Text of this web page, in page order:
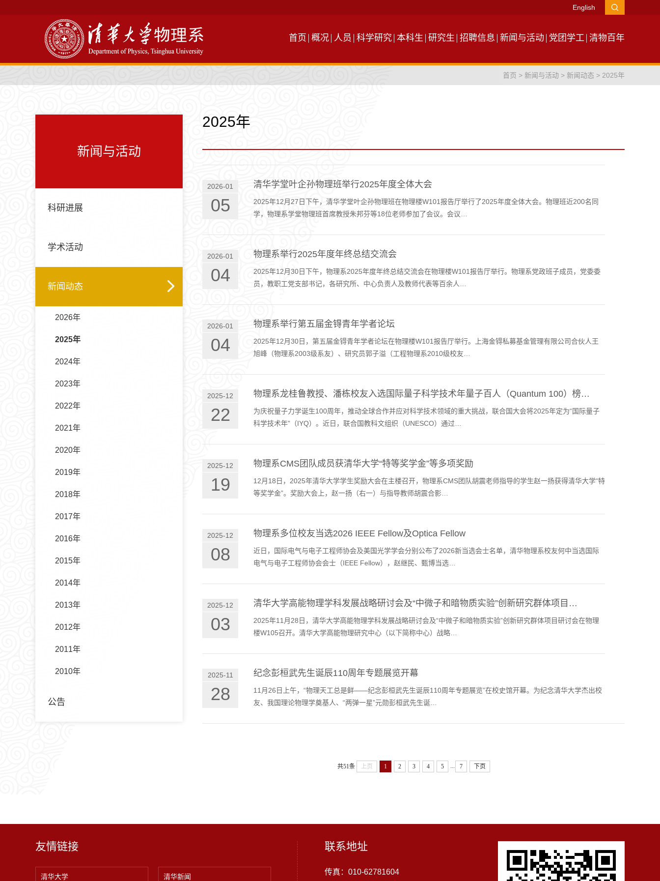
English
首页 概况 人员 科学研究 本科生 研究生 招聘信息 新闻与活动 党团学工 清物百年
首页 > 新闻与活动 > 新闻动态 > 2025年
新闻与活动
科研进展
学术活动
新闻动态
2026年
2025年
2024年
2023年
2022年
2021年
2020年
2019年
2018年
2017年
2016年
2015年
2014年
2013年
2012年
2011年
2010年
公告
2025年
2026-01
05
清华学堂叶企孙物理班举行2025年度全体大会
2025年12月27日下午，清华学堂叶企孙物理班在物理楼W101报告厅举行了2025年度全体大会。物理班近200名同
学，物理系学堂物理班首席教授朱邦芬等18位老师参加了会议。会议…
2026-01
04
物理系举行2025年度年终总结交流会
2025年12月30日下午，物理系2025年度年终总结交流会在物理楼W101报告厅举行。物理系党政班子成员，党委委
员，教职工党支部书记，各研究所、中心负责人及教师代表等百余人…
2026-01
04
物理系举行第五届金锝青年学者论坛
2025年12月30日，第五届金锝青年学者论坛在物理楼W101报告厅举行。上海金锝私募基金管理有限公司合伙人王
旭峰（物理系2003级系友）、研究员郭子溢（工程物理系2010级校友…
2025-12
22
物理系龙桂鲁教授、潘栋校友入选国际量子科学技术年量子百人（Quantum 100）榜…
为庆祝量子力学诞生100周年，推动全球合作并应对科学技术领域的重大挑战，联合国大会将2025年定为“国际量子
科学技术年”（IYQ）。近日，联合国教科文组织（UNESCO）通过…
2025-12
19
物理系CMS团队成员获清华大学“特等奖学金”等多项奖励
12月18日，2025年清华大学学生奖励大会在主楼召开，物理系CMS团队胡震老师指导的学生赵一扬获得清华大学“特
等奖学金”。奖励大会上，赵一扬（右一）与指导教师胡震合影…
2025-12
08
物理系多位校友当选2026 IEEE Fellow及Optica Fellow
近日，国际电气与电子工程师协会及美国光学学会分别公布了2026新当选会士名单，清华物理系校友何中当选国际
电气与电子工程师协会会士（IEEE Fellow），赵继民、甄博当选…
2025-12
03
清华大学高能物理学科发展战略研讨会及“中微子和暗物质实验”创新研究群体项目…
2025年11月28日，清华大学高能物理学科发展战略研讨会及“中微子和暗物质实验”创新研究群体项目研讨会在物理
楼W105召开。清华大学高能物理研究中心（以下简称中心）战略…
2025-11
28
纪念彭桓武先生诞辰110周年专题展览开幕
11月26日上午，“物理天工总是鲜——纪念彭桓武先生诞辰110周年专题展览”在校史馆开幕。为纪念清华大学杰出校
友、我国理论物理学奠基人、“两弹一星”元勋彭桓武先生诞…
共51条 上页 1 2 3 4 5 7 下页
友情链接
清华大学 清华新闻
联系地址
传真：010-62781604